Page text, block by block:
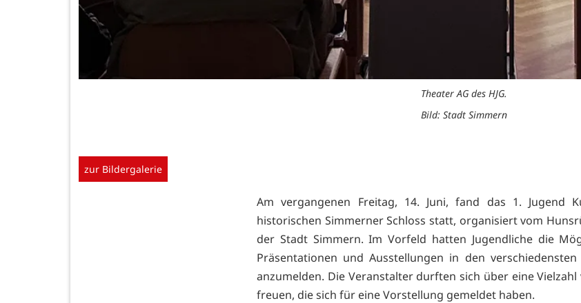
Theater AG des HJG.
Bild: Stadt Simmern
zur Bildergalerie
Am vergangenen Freitag, 14. Juni, fand das 1. Jugend
historischen Simmerner Schloss statt, organisiert vom
der Stadt Simmern. Im Vorfeld hatten Jugendliche die
Präsentationen und Ausstellungen in den
anzumelden. Die Veranstalter durften sich über eine Vielzahl
freuen, die sich für eine Vorstellung gemeldet haben.